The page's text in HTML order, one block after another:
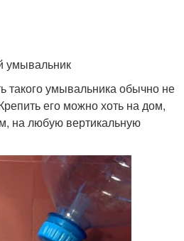
умывальник
такого умывальника обычно не
его можно хоть на дом,
на любую вертикальную